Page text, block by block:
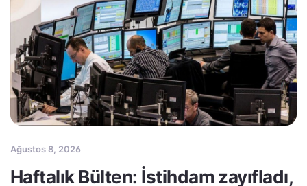
Ağustos 8, 2026
Haftalık Bülten: İstihdam zayıfladı,